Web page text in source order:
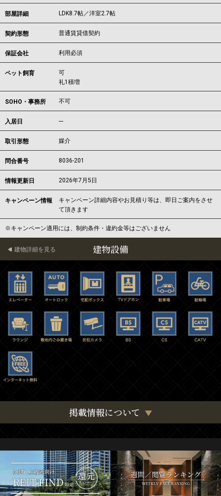
部屋詳細 LDK8.7帖／洋室2.7帖
契約形態 普通賃貸借契約
保証会社 利用必須
ペット飼育
可
礼1積増
SOHO・事務所 不可
入居日 ---
取引形態 媒介
問合番号 8036-201
情報更新日 2026年7月5日
キャンペーン情報
キャンペーン詳細内容やお見積り等は、即日ご案内をさせ
て頂きます
※キャンペーン適用には、制約条件・違約金等はございません
建物設備
建物詳細を見る
掲載情報について